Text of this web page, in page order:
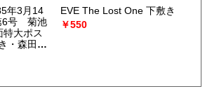
年3月14
6号 菊池
大ポス
・森田き
長渕剛・
美・東田
ンキャ
EVE The Lost One 下敷き
￥550